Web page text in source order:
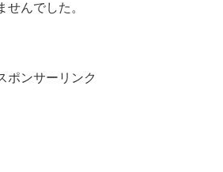
せんでした。
ポンサーリンク